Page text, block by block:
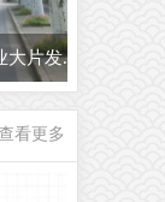
片发...
看更多